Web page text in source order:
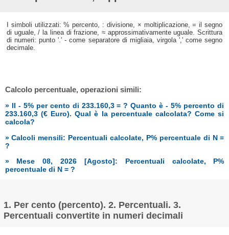
I simboli utilizzati: % percento, : divisione, × moltiplicazione, = il segno
di uguale, / la linea di frazione, ≈ approssimativamente uguale. Scrittura
di numeri: punto '.' - come separatore di migliaia, virgola ',' come segno
decimale.
Calcolo percentuale, operazioni simili:
» Il - 5% per cento di 233.160,3 = ? Quanto è - 5% percento di
233.160,3 (€ Euro). Qual è la percentuale calcolata? Come si
calcola?
» Calcoli mensili: Percentuali calcolate, P% percentuale di N =
?
» Mese 08, 2026 [Agosto]: Percentuali calcolate, P%
percentuale di N = ?
1. Per cento (percento). 2. Percentuali. 3.
Percentuali convertite in numeri decimali